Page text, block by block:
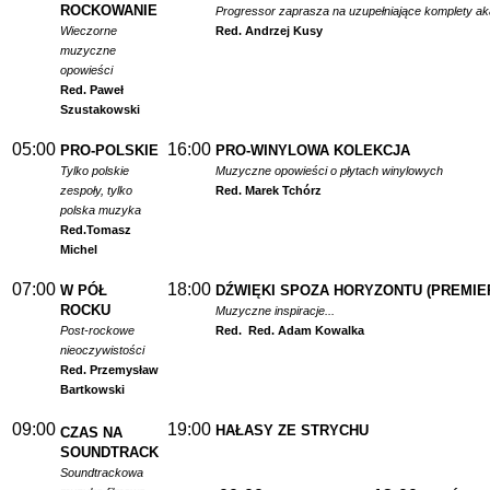
ROCKOWANIE
Wieczorne
muzyczne
opowieści
Red. Paweł
Szustakowski
Progressor zaprasza na uzupełniające komplety
Red. Andrzej Kusy
05:00 PRO-POLSKIE
Tylko polskie
zespoły, tylko
polska muzyka
Red.Tomasz
Michel
16:00 PRO-WINYLOWA KOLEKCJA
Muzyczne opowieści o płytach winylowych
Red. Marek Tchórz
07:00 W PÓŁ
ROCKU
Post-rockowe
nieoczywistości
Red. Przemysław
Bartkowski
18:00 DŹWIĘKI SPOZA HORYZONTU
Muzyczne inspiracje...
Red. Red. Adam Kowalka
09:00 CZAS NA
SOUNDTRACK
Soundtrackowa
19:00 HAŁASY ZE STRYCHU